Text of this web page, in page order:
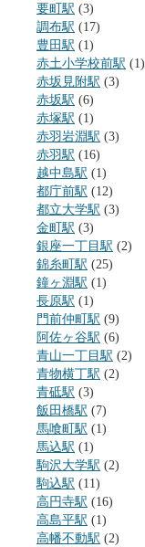
要町駅 (3)
調布駅 (17)
豊田駅 (1)
赤土小学校前駅 (1)
赤坂見附駅 (3)
赤坂駅 (6)
赤塚駅 (1)
赤羽岩淵駅 (3)
赤羽駅 (16)
越中島駅 (1)
都庁前駅 (12)
都立大学駅 (3)
金町駅 (3)
銀座一丁目駅 (2)
錦糸町駅 (25)
鐘ヶ淵駅 (1)
長原駅 (1)
門前仲町駅 (9)
阿佐ヶ谷駅 (6)
青山一丁目駅 (2)
青物横丁駅 (2)
青砥駅 (3)
飯田橋駅 (7)
馬喰町駅 (1)
馬込駅 (1)
駒沢大学駅 (2)
駒込駅 (11)
高円寺駅 (16)
高島平駅 (1)
高幡不動駅 (2)